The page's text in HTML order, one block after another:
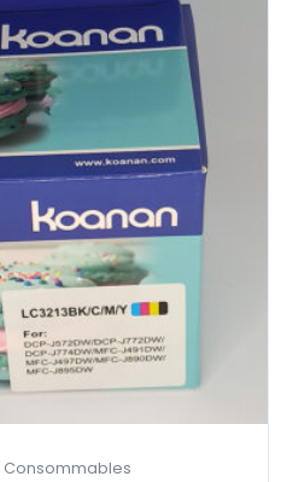
Consommables